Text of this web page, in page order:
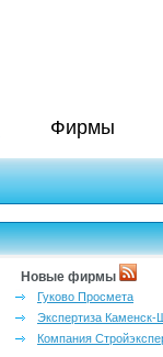
Фирмы
Новые фирмы
Гуково Просмета
Экспертиза Каменск-
Компания